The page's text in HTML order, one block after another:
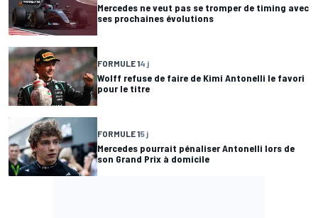
Mercedes ne veut pas se tromper de timing avec
ses prochaines évolutions
FORMULE 14 j
Wolff refuse de faire de Kimi Antonelli le favori
pour le titre
FORMULE 15 j
Mercedes pourrait pénaliser Antonelli lors de
son Grand Prix à domicile